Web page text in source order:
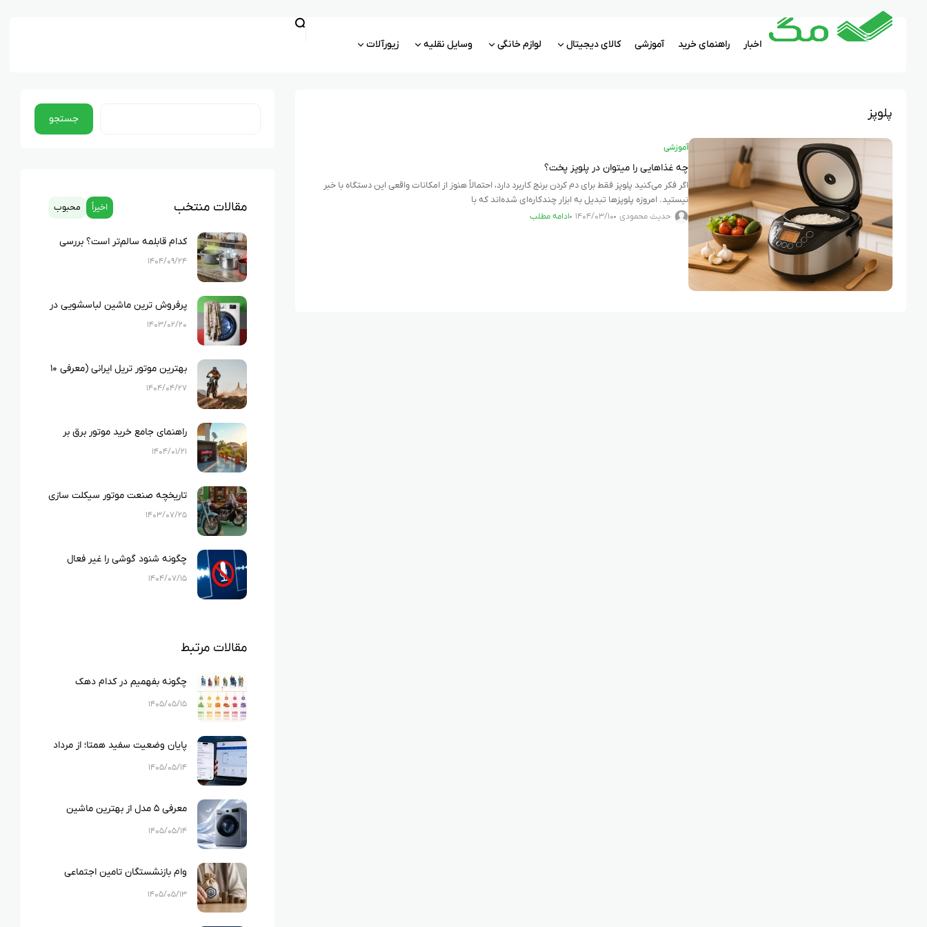
اخبار راهنمای خرید آموزشی کالای دیجیتال لوازم خانگی وسایل نقلیه زیورآلات
پلوپز
آموزشی
چه غذاهایی را میتوان در پلوپز پخت؟
اگر فکر می‌کنید پلوپز فقط برای دم کردن برنج کاربرد دارد، احتمالاً هنوز از امکانات واقعی این دستگاه با خبر
نیستید. امروزه پلوپزها تبدیل به ابزار چندکاره‌ای شده‌اند که با
حدیث محمودی ۱۴۰۴/۰۳/۱۰ ادامه مطلب
جستجو
مقالات منتخب اخیراً محبوب
کدام قابلمه سالم‌تر است؟ بررسی
کامل چدن، استیل، گرانیت و تفلون
۱۴۰۴/۰۹/۲۴
پرفروش ترین ماشین لباسشویی در
ایران
۱۴۰۳/۰۲/۲۰
بهترین موتور تریل ایرانی (معرفی ۱۰
نمونه بهترین تریل های ایرانی)
۱۴۰۴/۰۴/۲۷
راهنمای جامع خرید موتور برق بر
اساس متراژ خانه و لوازم خانگی
۱۴۰۴/۰۱/۲۱
تاریخچه صنعت موتور سیکلت سازی
در ایران
۱۴۰۳/۰۷/۲۵
چگونه شنود گوشی را غیر فعال
کنیم؟
۱۴۰۴/۰۷/۱۵
مقالات مرتبط
چگونه بفهمیم در کدام دهک
یارانه‌ای قرار داریم؟ راهنمای کامل
۱۴۰۵/۰۵/۱۵
پایان وضعیت سفید همتا؛ از مرداد
۱۴۰۵/۰۵/۱۴
معرفی ۵ مدل از بهترین ماشین
لباسشویی‌های اسنوا
۱۴۰۵/۰۵/۱۴
وام بازنشستگان تامین اجتماعی
۱۴۰۵چیست؟
۱۴۰۵/۰۵/۱۳